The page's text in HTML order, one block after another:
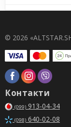
© 2026
Контакти
(099) 913-04-34
(098) 640-02-08